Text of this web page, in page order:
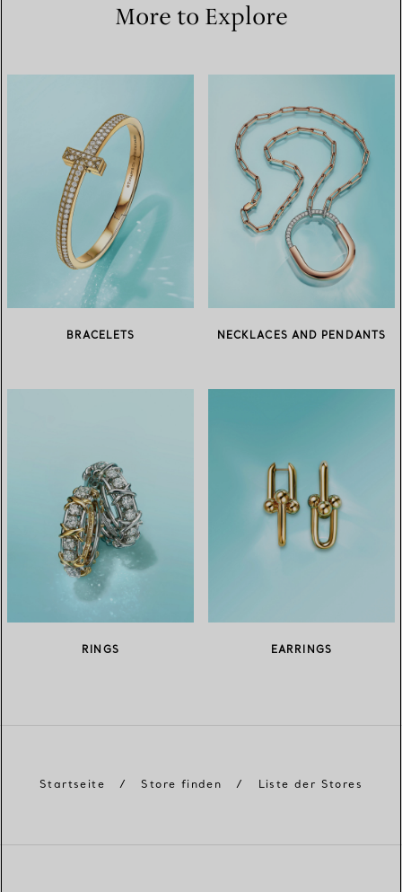
More to Explore
BRACELETS NECKLACES AND PENDANTS
RINGS EARRINGS
Startseite / Store finden / Liste der Stores